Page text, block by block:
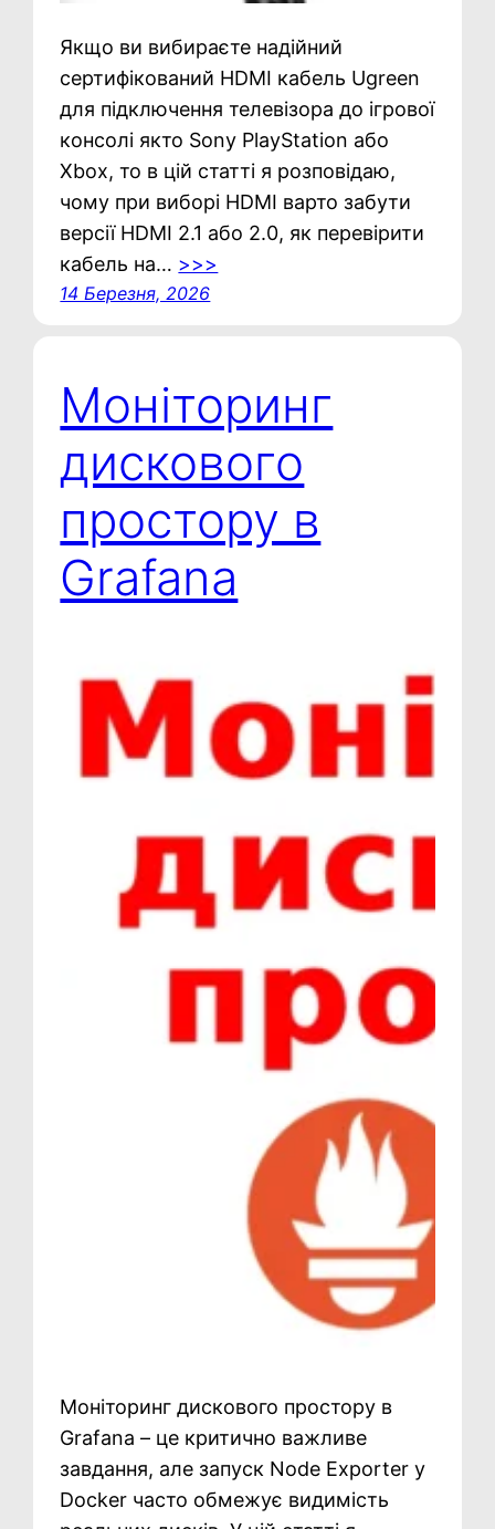
Якщо ви вибираєте надійний
сертифікований HDMI кабель Ugreen
для підключення телевізора до ігрової
консолі якто Sony PlayStation або
Xbox, то в цій статті я розповідаю,
чому при виборі HDMI варто забути
версії HDMI 2.1 або 2.0, як перевірити
кабель на… >>>
14 Березня, 2026
Моніторинг
дискового
простору в
Grafana
Моніторинг дискового простору в
Grafana – це критично важливе
завдання, але запуск Node Exporter у
Docker часто обмежує видимість